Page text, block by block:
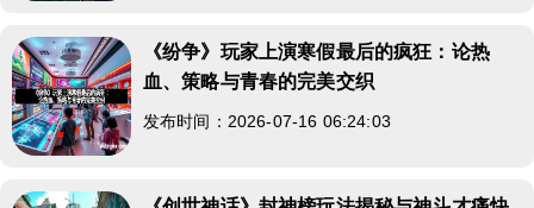
《纷争》玩家上演寒假最后的疯狂：论热
血、策略与青春的完美交织
发布时间：2026-07-16 06:24:03